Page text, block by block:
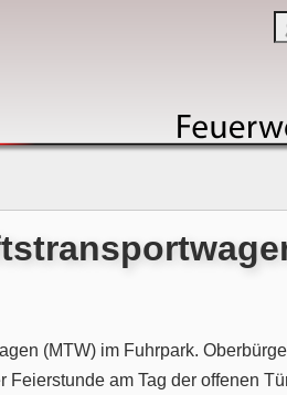
(MTW) im Fuhrpark.
am Tag der offenen